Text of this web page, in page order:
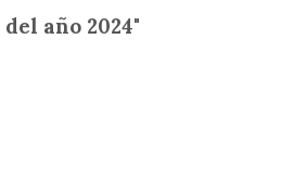
año 2024"